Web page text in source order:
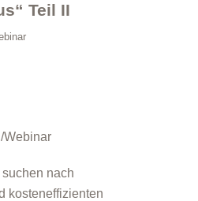
Teil II
Webinar
suchen nach
kosteneffizienten